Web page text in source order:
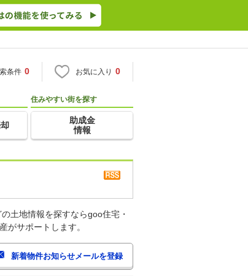
条件 0 お気に入り 0
住みやすい街を探す
助成金
情報
土地情報を探すならgoo住宅・
がサポートします。